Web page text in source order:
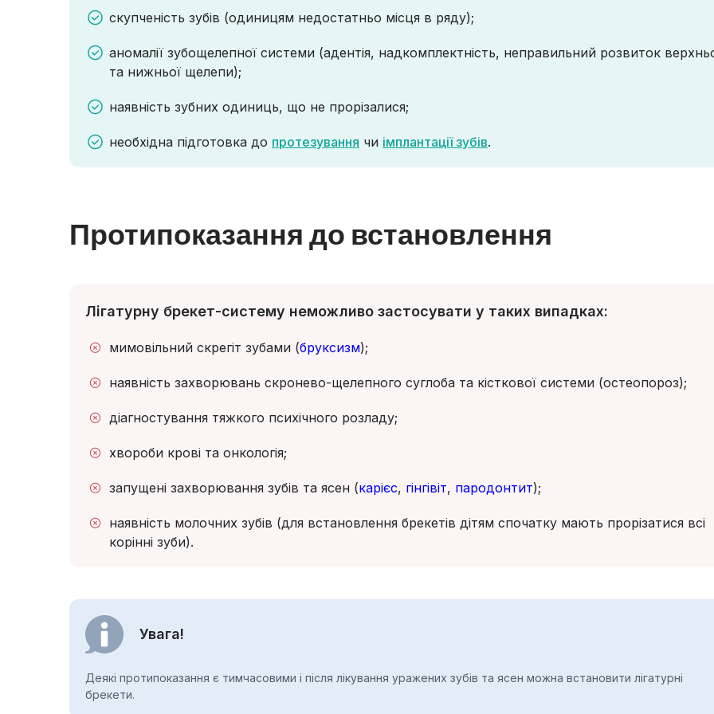
скупченість зубів (одиницям недостатньо місця в ряду);
аномалії зубощелепної системи (адентія, надкомплектність, неправильний розвиток
та нижньої щелепи);
наявність зубних одиниць, що не прорізалися;
необхідна підготовка до протезування чи імплантації зубів.
Протипоказання до встановлення
Лігатурну брекет-систему неможливо застосувати у таких випадках:
мимовільний скрегіт зубами (бруксизм);
наявність захворювань скронево-щелепного суглоба та кісткової системи (остеопороз);
діагностування тяжкого психічного розладу;
хвороби крові та онкологія;
запущені захворювання зубів та ясен (карієс, гінгівіт, пародонтит);
наявність молочних зубів (для встановлення брекетів дітям спочатку мають прорізатися всі
корінні зуби).
Увага!
Деякі протипоказання є тимчасовими і після лікування уражених зубів та ясен можна встановити лігатурні
брекети.